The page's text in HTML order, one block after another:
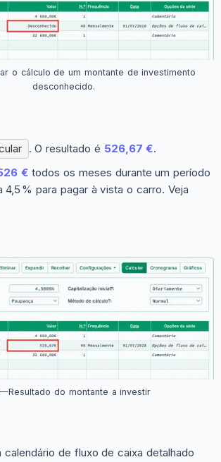
o cálculo de um montante de investimento
desconhecido.
. O resultado é 526,67 €.
€ todos os meses durante um período
4,5 % para pagar à vista o carro. Veja
do montante a investir
calendário de fluxo de caixa detalhado